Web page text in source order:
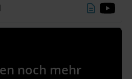
am 22./23. Juni
noch mehr